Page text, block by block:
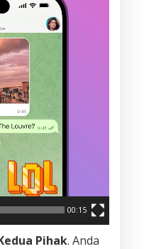
00:15
Pihak. Anda